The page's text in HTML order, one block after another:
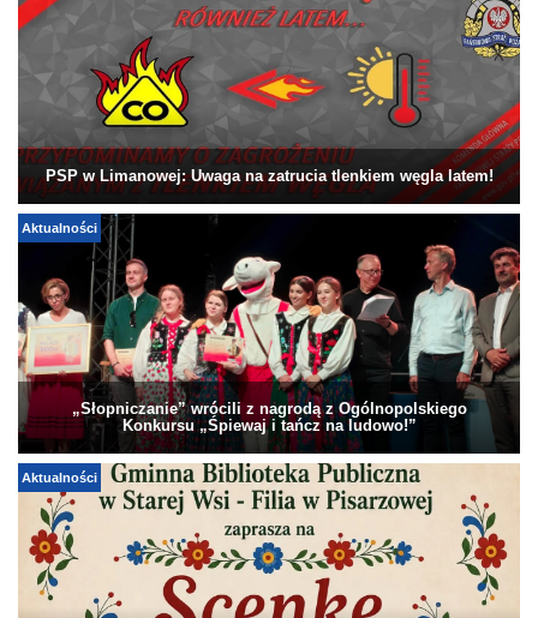
PSP w Limanowej: Uwaga na zatrucia tlenkiem węgla latem!
Aktualności
„Słopniczanie” wrócili z nagrodą z Ogólnopolskiego
Konkursu „Śpiewaj i tańcz na ludowo!”
Aktualności